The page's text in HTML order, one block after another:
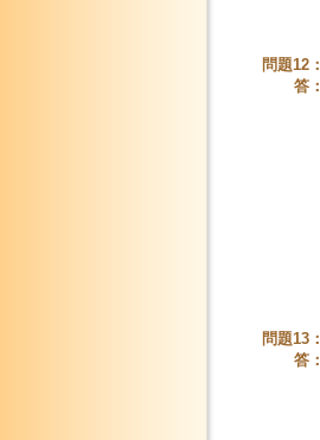
問題12：
答：
問題13：
答：